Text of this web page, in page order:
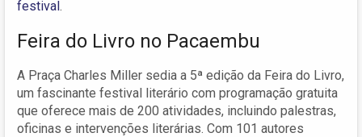
festival.
Feira do Livro no Pacaembu
A Praça Charles Miller sedia a 5ª edição da Feira do Livro,
um fascinante festival literário com programação gratuita
que oferece mais de 200 atividades, incluindo palestras,
oficinas e intervenções literárias. Com 101 autores